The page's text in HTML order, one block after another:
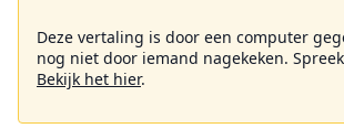
Deze vertaling is door een computer
nog niet door iemand nagekeken.
Bekijk het hier.